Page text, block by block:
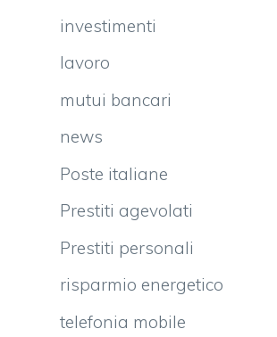
investimenti
lavoro
mutui bancari
news
Poste italiane
Prestiti agevolati
Prestiti personali
risparmio energetico
telefonia mobile